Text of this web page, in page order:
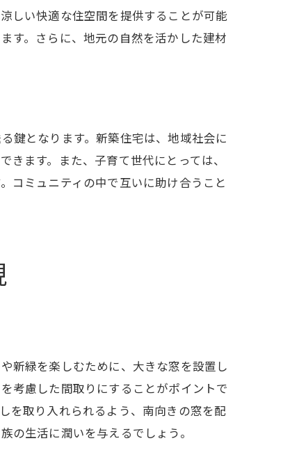
しい快適な住空間を提供することが可能
す。さらに、地元の自然を活かした建材
鍵となります。新築住宅は、地域社会に
ます。また、子育て世代にとっては、
コミュニティの中で互いに助け合うこと
新緑を楽しむために、大きな窓を設置し
考慮した間取りにすることがポイントで
を取り入れられるよう、南向きの窓を配
生活に潤いを与えるでしょう。